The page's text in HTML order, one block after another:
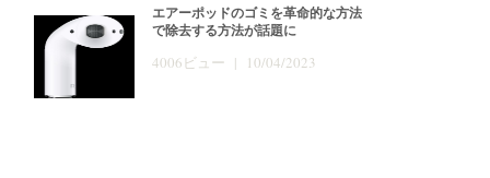
エアーポッドのゴミを革命的な方法
で除去する方法が話題に
4006ビュー | 10/04/2023